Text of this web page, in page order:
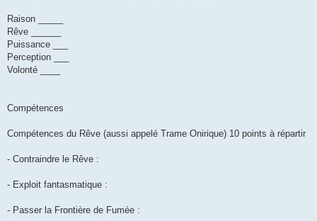
Raison _____
Rêve ______
Puissance ___
Perception ___
Volonté ____
Compétences
Compétences du Rêve (aussi appelé Trame Onirique) 10 points à répartir
- Contraindre le Rêve :
- Exploit fantasmatique :
- Passer la Frontière de Fumée :